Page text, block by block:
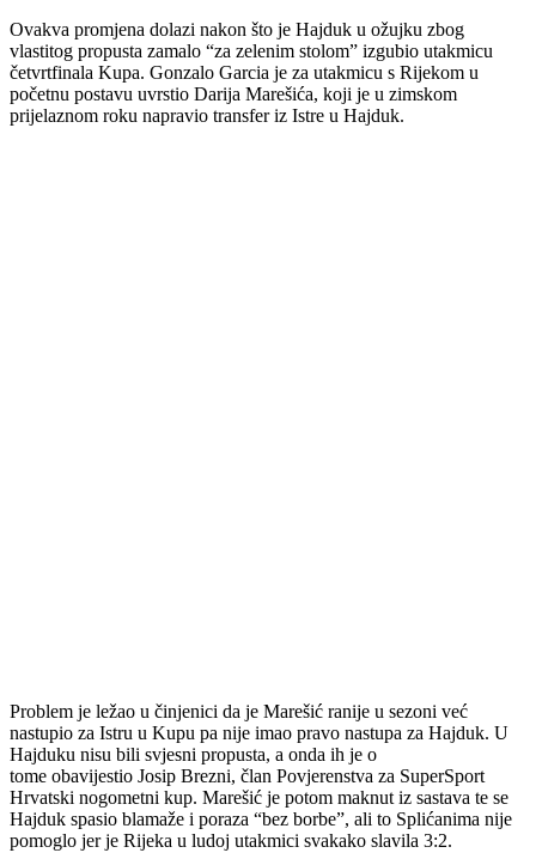
Ovakva promjena dolazi nakon što je Hajduk u ožujku zbog
vlastitog propusta zamalo “za zelenim stolom” izgubio utakmicu
četvrtfinala Kupa. Gonzalo Garcia je za utakmicu s Rijekom u
početnu postavu uvrstio Darija Marešića, koji je u zimskom
prijelaznom roku napravio transfer iz Istre u Hajduk.
Problem je ležao u činjenici da je Marešić ranije u sezoni već
nastupio za Istru u Kupu pa nije imao pravo nastupa za Hajduk. U
Hajduku nisu bili svjesni propusta, a onda ih je o
tome obavijestio Josip Brezni, član Povjerenstva za SuperSport
Hrvatski nogometni kup. Marešić je potom maknut iz sastava te se
Hajduk spasio blamaže i poraza “bez borbe”, ali to Splićanima nije
pomoglo jer je Rijeka u ludoj utakmici svakako slavila 3:2.